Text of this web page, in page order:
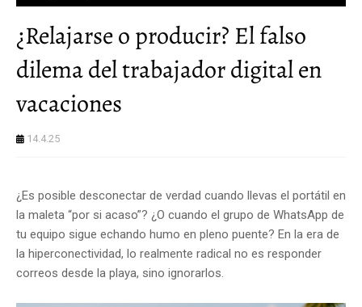
¿Relajarse o producir? El falso
dilema del trabajador digital en
vacaciones
14.4.25
¿Es posible desconectar de verdad cuando llevas el portátil en
la maleta “por si acaso”? ¿O cuando el grupo de WhatsApp de
tu equipo sigue echando humo en pleno puente? En la era de
la hiperconectividad, lo realmente radical no es responder
correos desde la playa, sino ignorarlos.